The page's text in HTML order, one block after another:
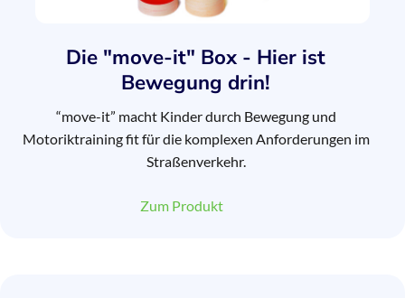
Die "move-it" Box - Hier ist
Bewegung drin!
“move-it” macht Kinder durch Bewegung und
Motoriktraining fit für die komplexen Anforderungen im
Straßenverkehr.
Zum Produkt